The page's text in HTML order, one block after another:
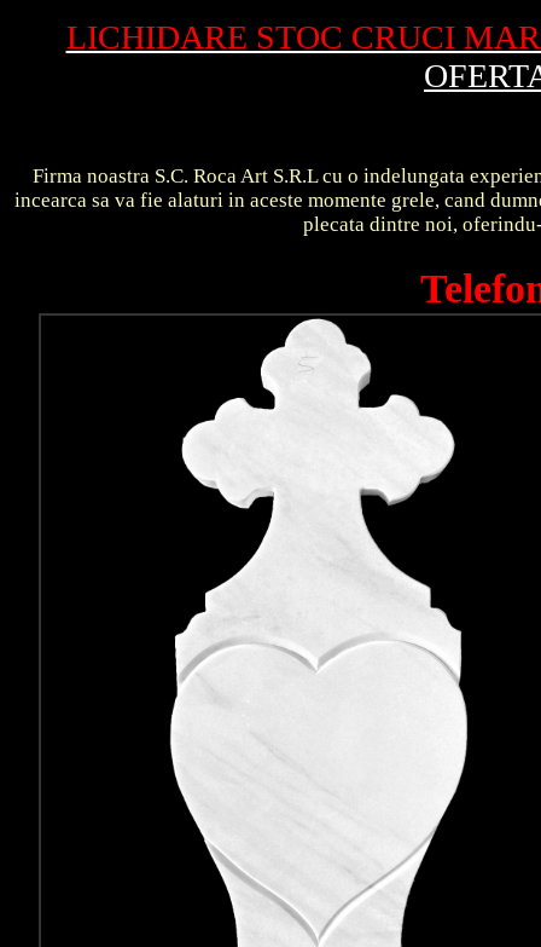
LICHIDARE STOC CRUCI
Firma noastra S.C. Roca Art S.R.L cu o indelungata
incearca sa va fie alaturi in aceste momente grele, cand
plecata dintre noi,